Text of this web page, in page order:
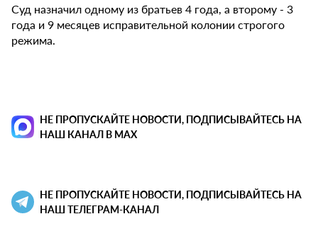
Суд назначил одному из братьев 4 года, а второму - 3
года и 9 месяцев исправительной колонии строгого
режима.
НЕ ПРОПУСКАЙТЕ НОВОСТИ, ПОДПИСЫВАЙТЕСЬ НА
НАШ КАНАЛ В MAX
НЕ ПРОПУСКАЙТЕ НОВОСТИ, ПОДПИСЫВАЙТЕСЬ НА
НАШ ТЕЛЕГРАМ-КАНАЛ